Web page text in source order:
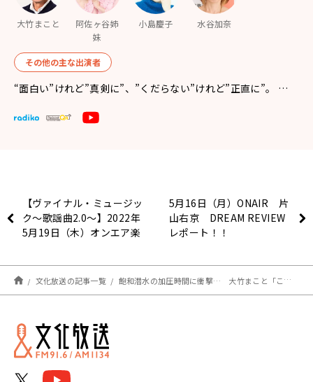
大竹まこと
阿佐ヶ谷姉
妹
小島慶子 水谷加奈
その他の主な出演者
“面白い”けれど”真剣に”、”くだらない”けれど”正直に”。 …
【ヴァイナル・ミュージッ
ク～歌謡曲2.0～】2022年
5月19日（木）オンエア楽
5月16日（月）ONAIR 片
山右京 DREAM REVIEW
レポート！！
文化放送の記事一覧 飽和潜水の加圧時間に衝撃… 大竹まこと「このやり方しかないのかな」